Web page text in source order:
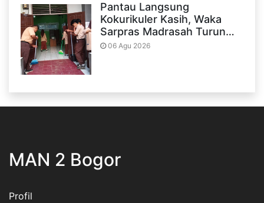
Pantau Langsung
Kokurikuler Kasih, Waka
Sarpras Madrasah Turun…
06 Agu 2026
MAN 2 Bogor
Profil